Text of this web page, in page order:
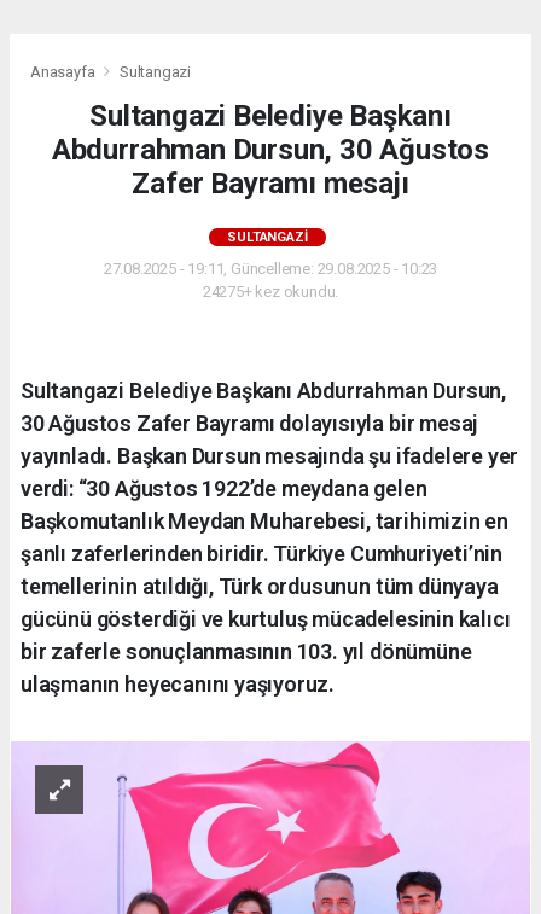
Anasayfa Sultangazi
Sultangazi Belediye Başkanı
Abdurrahman Dursun, 30 Ağustos
Zafer Bayramı mesajı
SULTANGAZI
27.08.2025 - 19:11, Güncelleme: 29.08.2025 - 10:23
24275+ kez okundu.
Sultangazi Belediye Başkanı Abdurrahman Dursun,
30 Ağustos Zafer Bayramı dolayısıyla bir mesaj
yayınladı. Başkan Dursun mesajında şu ifadelere yer
verdi: “30 Ağustos 1922’de meydana gelen
Başkomutanlık Meydan Muharebesi, tarihimizin en
şanlı zaferlerinden biridir. Türkiye Cumhuriyeti’nin
temellerinin atıldığı, Türk ordusunun tüm dünyaya
gücünü gösterdiği ve kurtuluş mücadelesinin kalıcı
bir zaferle sonuçlanmasının 103. yıl dönümüne
ulaşmanın heyecanını yaşıyoruz.